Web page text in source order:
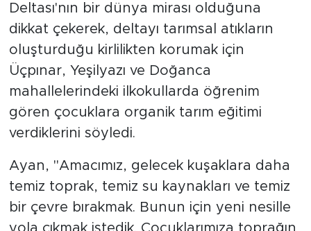
Deltası'nın bir dünya mirası olduğuna
dikkat çekerek, deltayı tarımsal atıkların
oluşturduğu kirlilikten korumak için
Üçpınar, Yeşilyazı ve Doğanca
mahallelerindeki ilkokullarda öğrenim
gören çocuklara organik tarım eğitimi
verdiklerini söyledi.
Ayan, "Amacımız, gelecek kuşaklara daha
temiz toprak, temiz su kaynakları ve temiz
bir çevre bırakmak. Bunun için yeni nesille
yola çıkmak istedik. Çocuklarımıza toprağın